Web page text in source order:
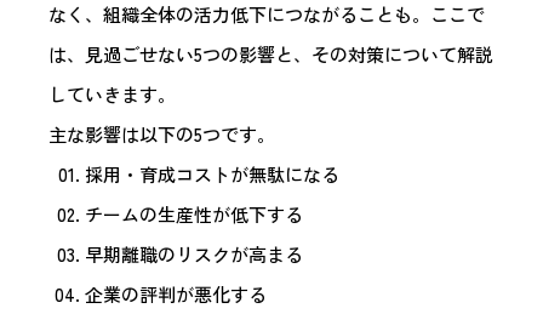
なく、組織全体の活力低下につながることも。ここで
は、見過ごせない5つの影響と、その対策について解説
していきます。
主な影響は以下の5つです。
採用・育成コストが無駄になる
チームの生産性が低下する
早期離職のリスクが高まる
企業の評判が悪化する